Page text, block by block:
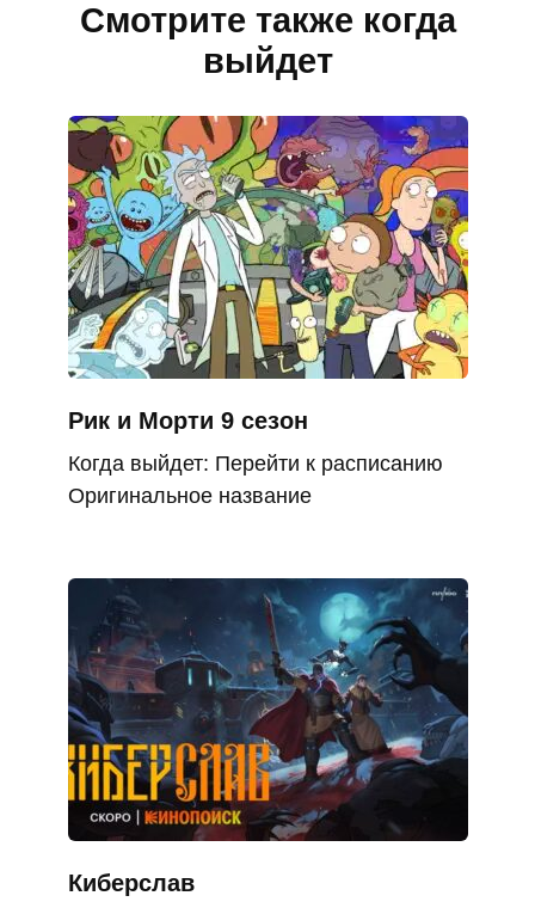
Смотрите также когда
выйдет
Рик и Морти 9 сезон
Когда выйдет: Перейти к расписанию
Оригинальное название
Киберслав